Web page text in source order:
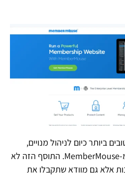
ביותר כיום לניהול מנויים,
אנחנו לא יכולים להתעלם מ-MemberMouse. התוסף הזה לא
אלא גם מוודא שתקבלו את